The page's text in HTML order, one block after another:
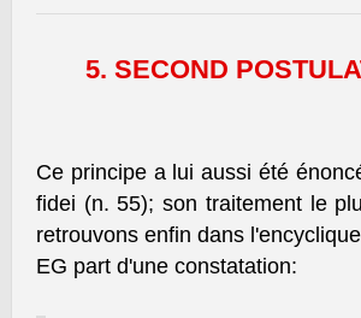
5. SECOND
Ce principe a lui aussi été
fidei (n. 55); son traitement le
retrouvons enfin dans
EG part d'une constatation: